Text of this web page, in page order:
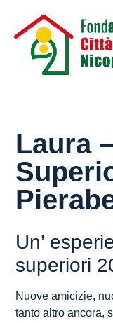
Laura
Un’
superiori
Nuove amicizie,
tanto altro ancora,